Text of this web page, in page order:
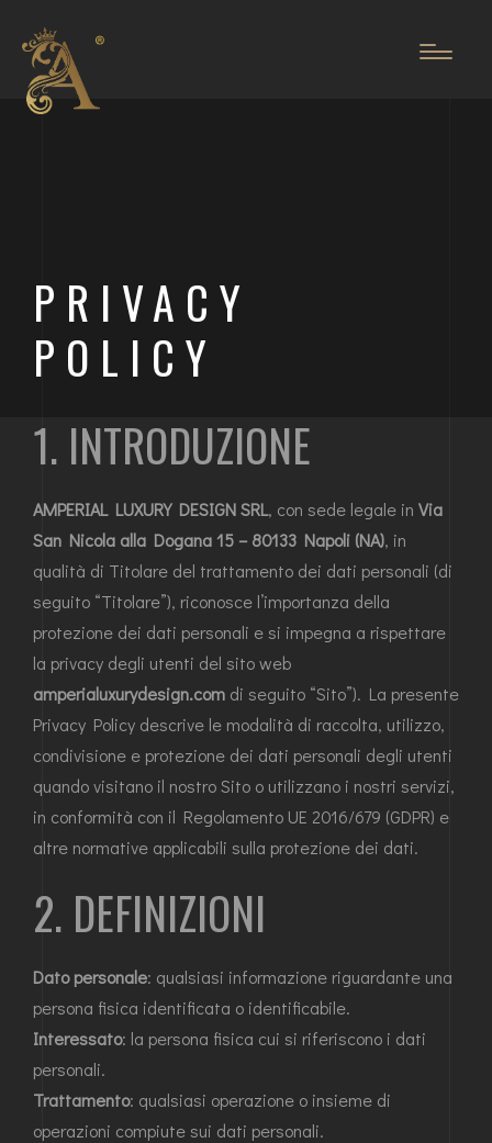
PRIVACY
POLICY
1. INTRODUZIONE
AMPERIAL LUXURY DESIGN SRL, con sede legale in Via
San Nicola alla Dogana 15 – 80133 Napoli (NA), in
qualità di Titolare del trattamento dei dati personali (di
seguito “Titolare”), riconosce l’importanza della
protezione dei dati personali e si impegna a rispettare
la privacy degli utenti del sito web
amperialuxurydesign.com di seguito “Sito”). La presente
Privacy Policy descrive le modalità di raccolta, utilizzo,
condivisione e protezione dei dati personali degli utenti
quando visitano il nostro Sito o utilizzano i nostri servizi,
in conformità con il Regolamento UE 2016/679 (GDPR) e
altre normative applicabili sulla protezione dei dati.
2. DEFINIZIONI
Dato personale: qualsiasi informazione riguardante una
persona fisica identificata o identificabile.
Interessato: la persona fisica cui si riferiscono i dati
personali.
Trattamento: qualsiasi operazione o insieme di
operazioni compiute sui dati personali.